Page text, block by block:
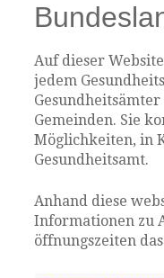
Auf dieser
jedem
Gemeinden. Sie
Möglichkeiten, in
Gesundheitsamt.
Anhand diese
Informationen zu
öffnungszeiten